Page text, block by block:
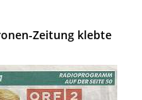
Zeitung klebte